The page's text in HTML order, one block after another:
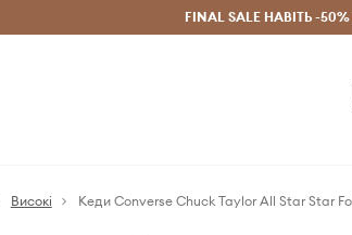
доставка з ЄС (від 2800 грн) Лише
FINAL SALE НАВІТЬ -
Високі Кеди Converse Chuck Taylor All Star Star